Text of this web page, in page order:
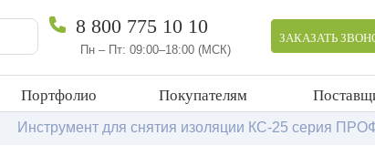
8 800 775 10 10
Пн – Пт: 09:00–18:00 (МСК)
ЗАКАЗАТЬ
Портфолио Покупателям
Инструмент для снятия изоляции КС-25 серия